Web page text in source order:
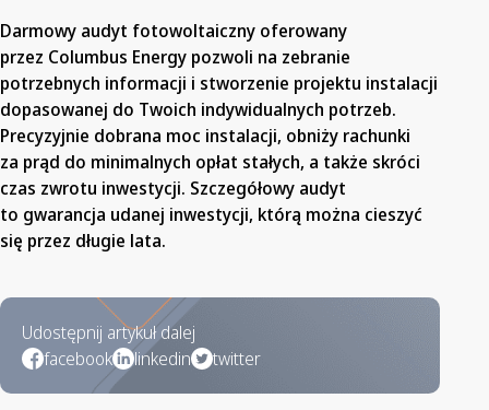
Darmowy audyt fotowoltaiczny oferowany
przez Columbus Energy pozwoli na zebranie
potrzebnych informacji i stworzenie projektu instalacji
dopasowanej do Twoich indywidualnych potrzeb.
Precyzyjnie dobrana moc instalacji, obniży rachunki
za prąd do minimalnych opłat stałych, a także skróci
czas zwrotu inwestycji. Szczegółowy audyt
to gwarancja udanej inwestycji, którą można cieszyć
się przez długie lata.
Udostępnij artykuł dalej
facebook
linkedin twitter